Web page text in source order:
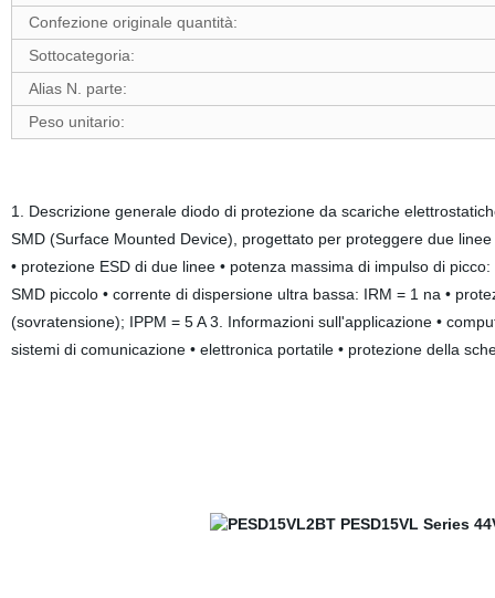
Confezione originale quantità:
Sottocategoria:
Alias N. parte:
Peso unitario:
1. Descrizione generale diodo di protezione da scariche
SMD (Surface Mounted Device), progettato per proteggere due
• protezione ESD di due linee • potenza massima di impulso di
SMD piccolo • corrente di dispersione ultra bassa: IRM = 1 na •
(sovratensione); IPPM = 5 A 3. Informazioni sull'applicazione •
sistemi di comunicazione • elettronica portatile • protezione della